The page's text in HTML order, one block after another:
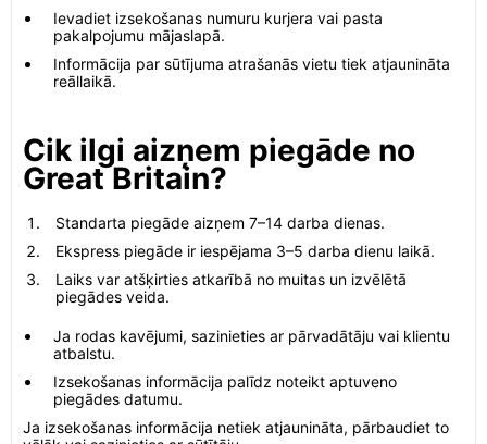
Ievadiet izsekošanas numuru kurjera vai pasta
pakalpojumu mājaslapā.
Informācija par sūtījuma atrašanās vietu tiek atjaunināta
reāllaikā.
Cik ilgi aizņem piegāde no
Great Britain?
Standarta piegāde aizņem 7–14 darba dienas.
Ekspress piegāde ir iespējama 3–5 darba dienu laikā.
Laiks var atšķirties atkarībā no muitas un izvēlētā
piegādes veida.
Ja rodas kavējumi, sazinieties ar pārvadātāju vai klientu
atbalstu.
Izsekošanas informācija palīdz noteikt aptuveno
piegādes datumu.
Ja izsekošanas informācija netiek atjaunināta, pārbaudiet to